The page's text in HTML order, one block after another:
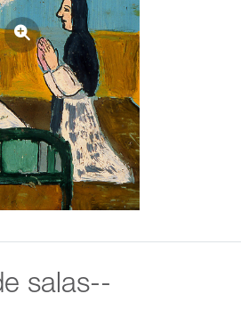
salas--